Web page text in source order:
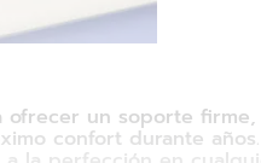
ofrecer un soporte firme,
confort durante años.